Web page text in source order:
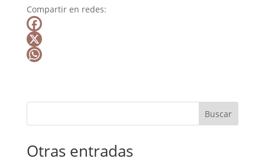
Compartir en redes:
F
a
b
k
X
a
A
Buscar
Otras entradas